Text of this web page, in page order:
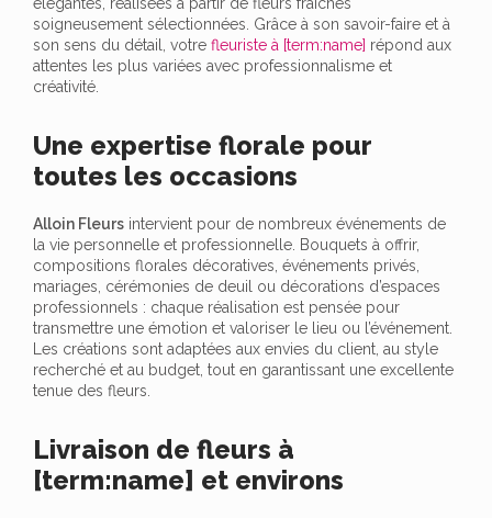
soigneusement sélectionnées. Grâce à son savoir-faire et à
son sens du détail, votre fleuriste à [term:name] répond aux
attentes les plus variées avec professionnalisme et
créativité.
Une expertise florale pour
toutes les occasions
Alloin Fleurs intervient pour de nombreux événements de
la vie personnelle et professionnelle. Bouquets à offrir,
compositions florales décoratives, événements privés,
mariages, cérémonies de deuil ou décorations d’espaces
professionnels : chaque réalisation est pensée pour
transmettre une émotion et valoriser le lieu ou l’événement.
Les créations sont adaptées aux envies du client, au style
recherché et au budget, tout en garantissant une excellente
tenue des fleurs.
Livraison de fleurs à
[term:name] et environs